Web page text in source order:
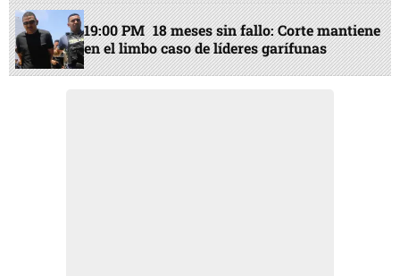
19:00 PM 18 meses sin fallo: Corte mantiene
en el limbo caso de líderes garífunas